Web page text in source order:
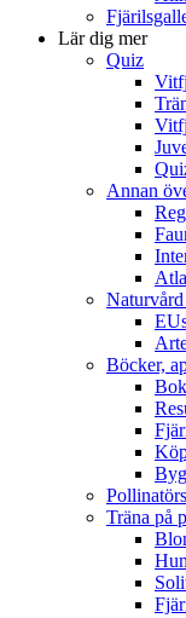
Lär dig mer
Quiz
Annan
Böcker,
Träna på